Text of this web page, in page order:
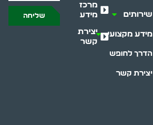
שירותים
מידע מקצועי
הדרך לחופש
יצירת קשר
מרכז
מידע
יצירת
קשר
שליחה